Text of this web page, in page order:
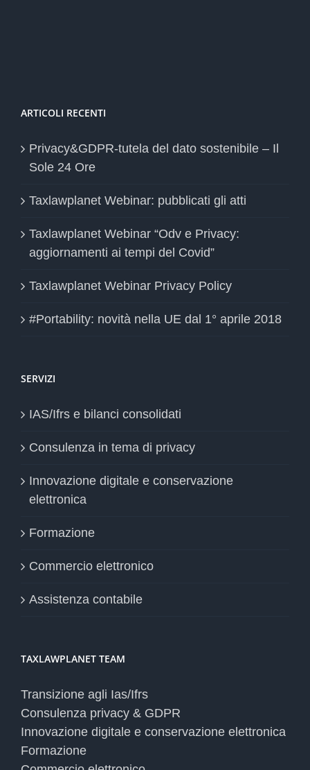
ARTICOLI RECENTI
Privacy&GDPR-tutela del dato sostenibile – Il
Sole 24 Ore
Taxlawplanet Webinar: pubblicati gli atti
Taxlawplanet Webinar “Odv e Privacy:
aggiornamenti ai tempi del Covid”
Taxlawplanet Webinar Privacy Policy
#Portability: novità nella UE dal 1° aprile 2018
SERVIZI
IAS/Ifrs e bilanci consolidati
Consulenza in tema di privacy
Innovazione digitale e conservazione
elettronica
Formazione
Commercio elettronico
Assistenza contabile
TAXLAWPLANET TEAM
Transizione agli Ias/Ifrs
Consulenza privacy & GDPR
Innovazione digitale e conservazione elettronica
Formazione